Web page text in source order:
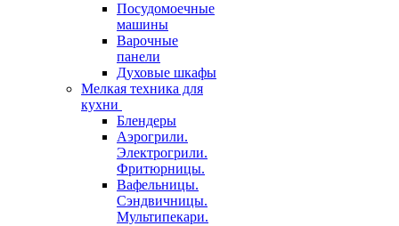
Посудомоечные
машины
Варочные
панели
Духовые шкафы
Мелкая техника для
кухни
Блендеры
Аэрогрили.
Электрогрили.
Фритюрницы.
Вафельницы.
Сэндвичницы.
Мультипекари.